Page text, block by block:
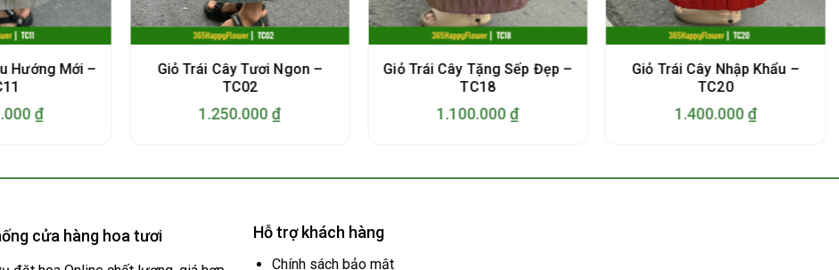
Hướng Mới –
₫
Giỏ Trái Cây Tươi Ngon –
TC02
1.250.000 ₫
Giỏ Trái Cây Tặng Sếp Đẹp –
TC18
1.100.000 ₫
Giỏ Trái Cây Nhập Khẩu –
TC20
1.400.000 ₫
cửa hàng hoa tươi Hỗ trợ khách hàng
Chính sách bảo mật